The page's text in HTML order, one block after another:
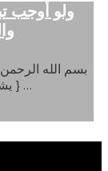
ولو أوجب
بسم الله
{ يشرب ناس من أمتي الخمر يسمونها …